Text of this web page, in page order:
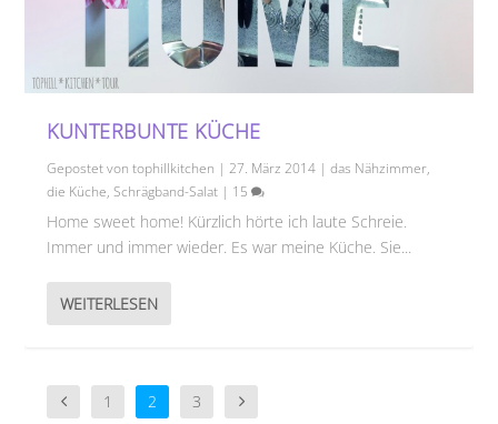
KUNTERBUNTE KÜCHE
Gepostet vontophillkitchen |27. März 2014 |das Nähzimmer,
die Küche,Schrägband-Salat | 15
Home sweet home! Kürzlich hörte ich laute Schreie.
Immer und immer wieder. Es war meine Küche. Sie...
WEITERLESEN
1 2 3